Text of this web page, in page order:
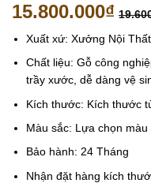
15.800.000₫
Xuất xứ: Xưởng Nội
Chất liệu: Gỗ công
trầy xước, dễ dàng vệ
Kích thước: Kích thước
Màu sắc: Lựa chọn màu
Bảo hành: 24 Tháng
Nhận đặt hàng kích